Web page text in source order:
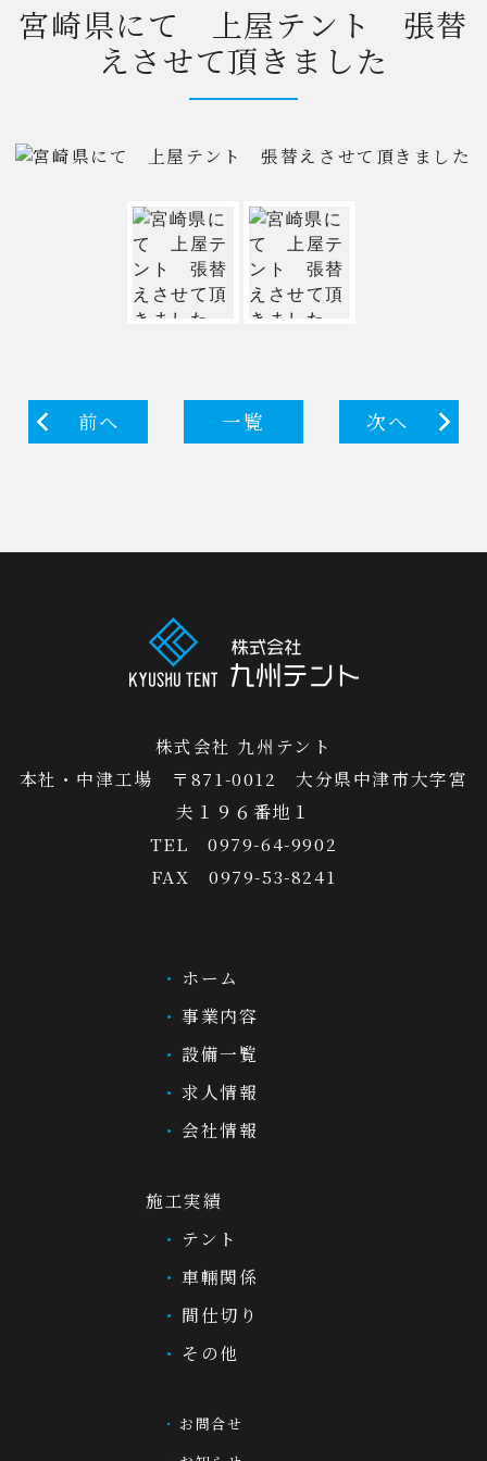
宮崎県にて 上屋テント 張替
えさせて頂きました
前へ 一覧 次へ
株式会社 九州テント
本社・中津工場 〒871-0012 大分県中津市大字宮
夫１９６番地１
TEL 0979-64-9902
FAX 0979-53-8241
ホーム
事業内容
設備一覧
求人情報
会社情報
施工実績
テント
車輛関係
間仕切り
その他
お問合せ